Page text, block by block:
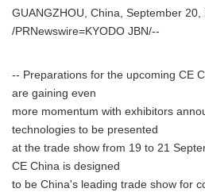
GUANGZHOU, China, September 20,
/PRNewswire=KYODO JBN/--
-- Preparations for the upcoming CE
are gaining even
more momentum with exhibitors
technologies to be presented
at the trade show from 19 to 21
CE China is designed
to be China's leading trade show for